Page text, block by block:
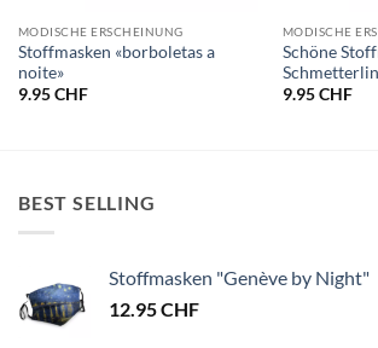
MODISCHE ERSCHEINUNG
Stoffmasken «borboletas a
noite»
9.95CHF
MODISCHE
Schöne
9.95CHF
BEST SELLING
Stoffmasken "Genève by Night"
12.95CHF